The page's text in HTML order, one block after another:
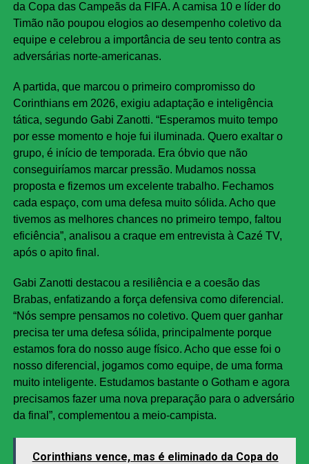
da Copa das Campeãs da FIFA. A camisa 10 e líder do
Timão não poupou elogios ao desempenho coletivo da
equipe e celebrou a importância de seu tento contra as
adversárias norte-americanas.
A partida, que marcou o primeiro compromisso do
Corinthians em 2026, exigiu adaptação e inteligência
tática, segundo Gabi Zanotti. “Esperamos muito tempo
por esse momento e hoje fui iluminada. Quero exaltar o
grupo, é início de temporada. Era óbvio que não
conseguiríamos marcar pressão. Mudamos nossa
proposta e fizemos um excelente trabalho. Fechamos
cada espaço, com uma defesa muito sólida. Acho que
tivemos as melhores chances no primeiro tempo, faltou
eficiência”, analisou a craque em entrevista à Cazé TV,
após o apito final.
Gabi Zanotti destacou a resiliência e a coesão das
Brabas, enfatizando a força defensiva como diferencial.
“Nós sempre pensamos no coletivo. Quem quer ganhar
precisa ter uma defesa sólida, principalmente porque
estamos fora do nosso auge físico. Acho que esse foi o
nosso diferencial, jogamos como equipe, de uma forma
muito inteligente. Estudamos bastante o Gotham e agora
precisamos fazer uma nova preparação para o adversário
da final”, complementou a meio-campista.
Corinthians vence, mas é eliminado da Copa do